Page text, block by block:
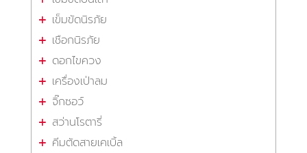
เข็มขัดนิรภัย
เชือกนิรภัย
ดอกไขควง
เครื่องเป่าลม
จิ๊กซอว์
สว่านโรตารี่
คีมตัดสายเคเบิ้ล